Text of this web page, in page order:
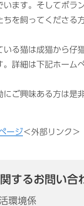
います。そしてボラ
ちを飼ってくださる
る猫は成猫から仔
。詳細は下記ホーム
ご興味ある方は是
ージ＜外部リンク＞
するお問い合
環境係